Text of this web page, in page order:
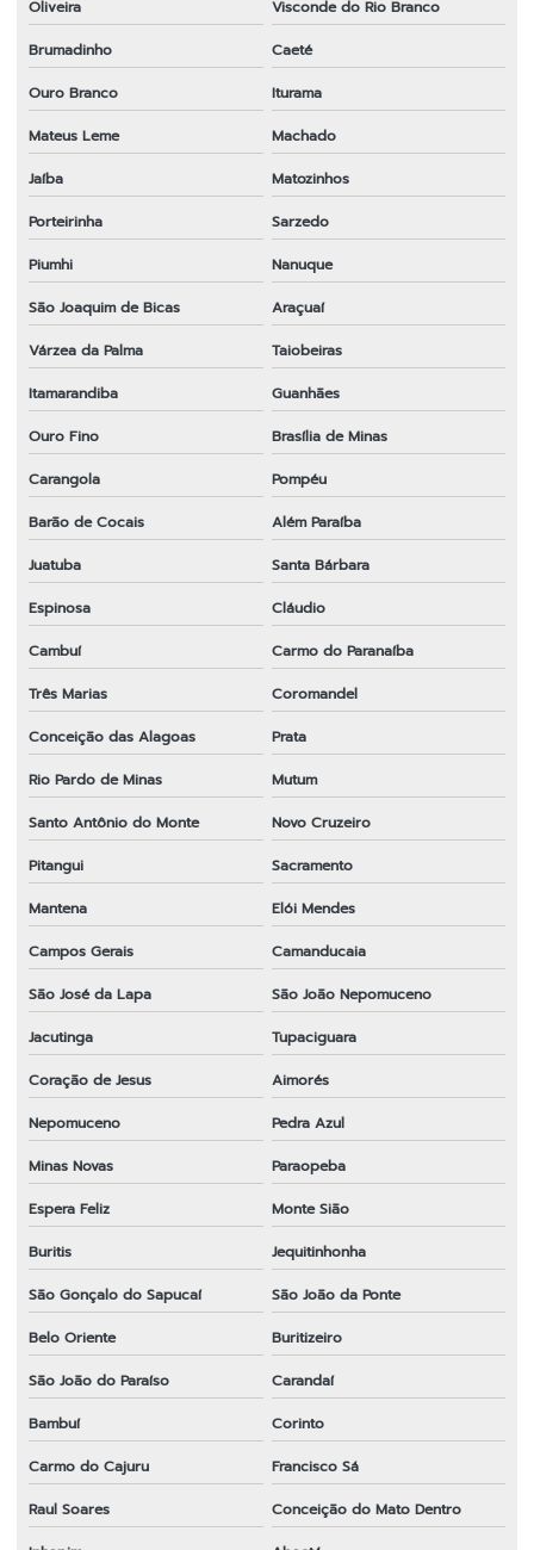
Oliveira
Visconde do Rio Branco
Brumadinho
Caeté
Ouro Branco
Iturama
Mateus Leme
Machado
Jaíba
Matozinhos
Porteirinha
Sarzedo
Piumhi
Nanuque
São Joaquim de Bicas
Araçuaí
Várzea da Palma
Taiobeiras
Itamarandiba
Guanhães
Ouro Fino
Brasília de Minas
Carangola
Pompéu
Barão de Cocais
Além Paraíba
Juatuba
Santa Bárbara
Espinosa
Cláudio
Cambuí
Carmo do Paranaíba
Três Marias
Coromandel
Conceição das Alagoas
Prata
Rio Pardo de Minas
Mutum
Santo Antônio do Monte
Novo Cruzeiro
Pitangui
Sacramento
Mantena
Elói Mendes
Campos Gerais
Camanducaia
São José da Lapa
São João Nepomuceno
Jacutinga
Tupaciguara
Coração de Jesus
Aimorés
Nepomuceno
Pedra Azul
Minas Novas
Paraopeba
Espera Feliz
Monte Sião
Buritis
Jequitinhonha
São Gonçalo do Sapucaí
São João da Ponte
Belo Oriente
Buritizeiro
São João do Paraíso
Carandaí
Bambuí
Corinto
Carmo do Cajuru
Francisco Sá
Raul Soares
Conceição do Mato Dentro